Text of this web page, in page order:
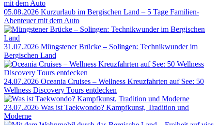
05.08.2026 Kurzurlaub im Bergischen Land – 5 Tage Familien-
Abenteuer mit dem Auto
31.07.2026 Müngstener Brücke – Solingen: Technikwunder im
Bergischen Land
24.07.2026 Oceania Cruises – Wellness Kreuzfahrten auf See: 50
Wellness Discovery Tours entdecken
23.07.2026 Was ist Taekwondo? Kampfkunst, Tradition und
Moderne